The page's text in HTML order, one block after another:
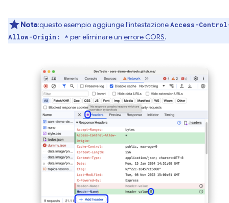
Nota:questo esempio aggiunge l'intestazioneAccess-
Allow-Origin: * per eliminare un errore CORS.